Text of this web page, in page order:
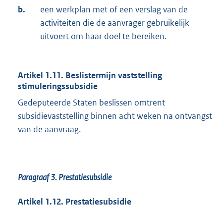
b.
een werkplan met of een verslag van de
activiteiten die de aanvrager gebruikelijk
uitvoert om haar doel te bereiken.
Artikel 1.11. Beslistermijn vaststelling
stimuleringssubsidie
Gedeputeerde Staten beslissen omtrent
subsidievaststelling binnen acht weken na ontvangst
van de aanvraag.
Paragraaf 3. Prestatiesubsidie
Artikel 1.12. Prestatiesubsidie